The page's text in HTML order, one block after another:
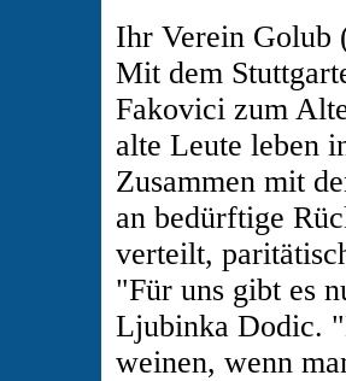
Ihr Verein Golub
Mit dem
Fakovici zum
alte Leute leben
Zusammen mit
an bedürftige
verteilt,
"Für uns gibt es
Ljubinka Dodic.
weinen, wenn